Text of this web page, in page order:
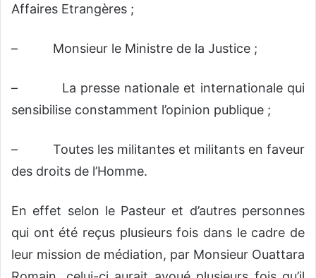
Affaires Etrangères ;
– Monsieur le Ministre de la Justice ;
– La presse nationale et internationale qui
sensibilise constamment l’opinion publique ;
– Toutes les militantes et militants en faveur
des droits de l’Homme.
En effet selon le Pasteur et d’autres personnes
qui ont été reçus plusieurs fois dans le cadre de
leur mission de médiation, par Monsieur Ouattara